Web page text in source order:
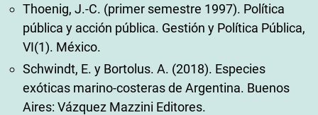
Thoenig, J.-C. (primer semestre 1997). Política
pública y acción pública. Gestión y Política Pública,
VI(1). México.
Schwindt, E. y Bortolus. A. (2018). Especies
exóticas marino-costeras de Argentina. Buenos
Aires: Vázquez Mazzini Editores.